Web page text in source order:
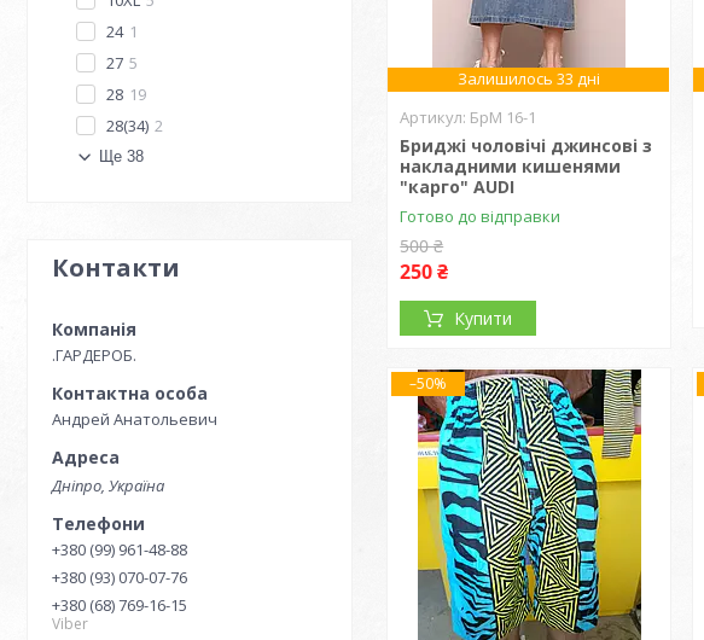
24 1
27 5
28 19
28(34) 2
Ще 38
Контакти
.ГАРДЕРОБ.
Андрей Анатольевич
Дніпро, Україна
+380 (99) 961-48-88
+380 (93) 070-07-76
+380 (68) 769-16-15
Viber
Залишилось 33 дні
БрМ 16-1
Бриджі чоловічі джинсові з
накладними кишенями
"карго" AUDI
Готово до відправки
500 ₴
250 ₴
Купити
–50%